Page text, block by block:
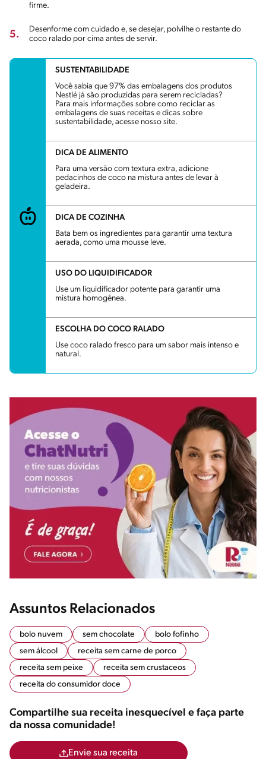
firme.
5.
Desenforme com cuidado e, se desejar, polvilhe o restante do
coco ralado por cima antes de servir.
SUSTENTABILIDADE
Você sabia que 97% das embalagens dos produtos
Nestlé já são produzidas para serem recicladas?
Para mais informações sobre como reciclar as
embalagens de suas receitas e dicas sobre
sustentabilidade, acesse nosso site.
DICA DE ALIMENTO
Para uma versão com textura extra, adicione
pedacinhos de coco na mistura antes de levar à
geladeira.
DICA DE COZINHA
Bata bem os ingredientes para garantir uma textura
aerada, como uma mousse leve.
USO DO LIQUIDIFICADOR
Use um liquidificador potente para garantir uma
mistura homogênea.
ESCOLHA DO COCO RALADO
Use coco ralado fresco para um sabor mais intenso e
natural.
Assuntos Relacionados
bolo nuvem sem chocolate
bolo fofinho
sem álcool
receita sem carne de porco
receita sem peixe
receita sem crustaceos
receita do consumidor doce
Compartilhe sua receita inesquecível e faça parte
da nossa comunidade!
Envie sua receita